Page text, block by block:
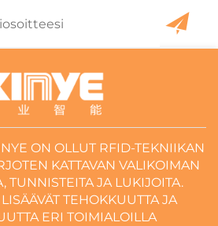
ON OLLUT RFID-TEKNIIKAN
KATTAVAN VALIKOIMAN
TUNNISTEITA JA LUKIJOITA.
TEHOKKUUTTA JA
ERI TOIMIALOILLA